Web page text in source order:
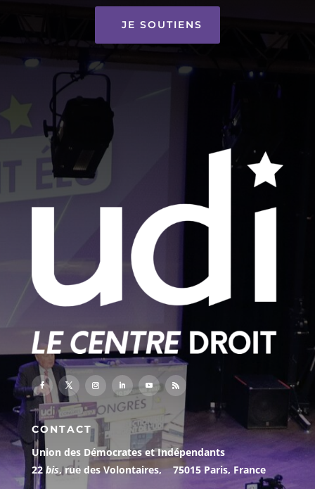
JE SOUTIENS
CONTACT
Union des Démocrates et Indépendants
22 bis, rue des Volontaires, 75015 Paris, France